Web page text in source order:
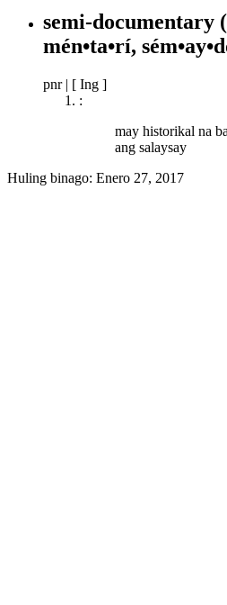
semi-documentary
mén•ta•rí,
pnr | [ Ing ]
:
may historikal na
ang salaysay
Huling binago: Enero 27, 2017